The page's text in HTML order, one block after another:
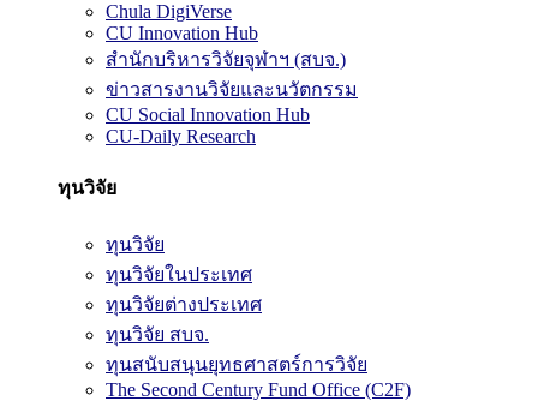
Chula DigiVerse
CU Innovation Hub
สำนักบริหารวิจัยจุฬาฯ (สบจ.)
ข่าวสารงานวิจัยและนวัตกรรม
CU Social Innovation Hub
CU-Daily Research
ทุนวิจัย
ทุนวิจัย
ทุนวิจัยในประเทศ
ทุนวิจัยต่างประเทศ
ทุนวิจัย สบจ.
ทุนสนับสนุนยุทธศาสตร์การวิจัย
The Second Century Fund Office (C2F)